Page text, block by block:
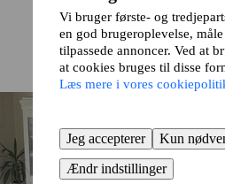
Vi bruger første- og
en god brugeroplevelse,
tilpassede annoncer. Ved at
at cookies bruges til disse
Læs mere i vores
Jeg accepterer
Kun
Ændr indstillinger